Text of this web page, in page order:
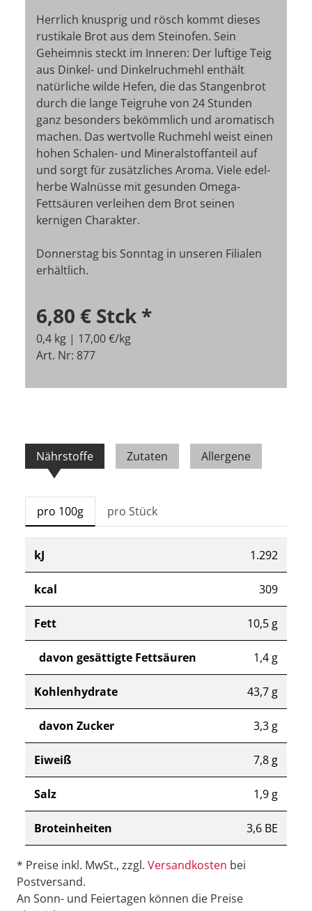
Herrlich knusprig und rösch kommt dieses
rustikale Brot aus dem Steinofen. Sein
Geheimnis steckt im Inneren: Der luftige Teig
aus Dinkel- und Dinkelruchmehl enthält
natürliche wilde Hefen, die das Stangenbrot
durch die lange Teigruhe von 24 Stunden
ganz besonders bekömmlich und aromatisch
machen. Das wertvolle Ruchmehl weist einen
hohen Schalen- und Mineralstoffanteil auf
und sorgt für zusätzliches Aroma. Viele edel-
herbe Walnüsse mit gesunden Omega-
Fettsäuren verleihen dem Brot seinen
kernigen Charakter.
Donnerstag bis Sonntag in unseren Filialen
erhältlich.
6,80 € Stck *
0,4 kg | 17,00 €/kg
Art. Nr: 877
Nährstoffe Zutaten Allergene
pro 100g pro Stück
kJ 1.292
kcal 309
Fett 10,5 g
davon gesättigte Fettsäuren 1,4 g
Kohlenhydrate 43,7 g
davon Zucker 3,3 g
Eiweiß 7,8 g
Salz 1,9 g
Broteinheiten 3,6 BE
* Preise inkl. MwSt., zzgl. Versandkosten bei
Postversand.
An Sonn- und Feiertagen können die Preise